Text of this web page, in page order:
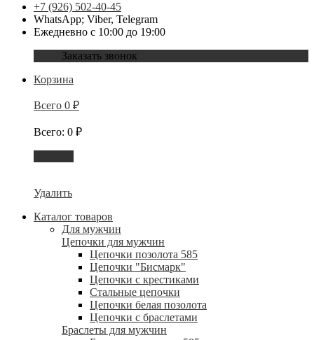
+7 (926) 502-40-45
WhatsApp; Viber, Telegram
Ежедневно с 10:00 до 19:00
Заказать звонок
Корзина
Всего 0 ₽
Всего: 0 ₽
Удалить
Каталог товаров
Для мужчин
Цепочки для мужчин
Цепочки позолота 585
Цепочки "Бисмарк"
Цепочки с крестиками
Стальные цепочки
Цепочки белая позолота
Цепочки с браслетами
Браслеты для мужчин